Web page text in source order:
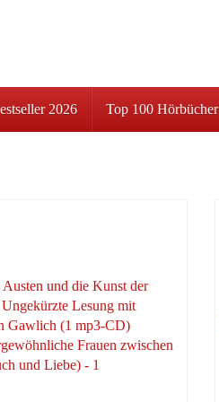
2026 Top 100 Hörbücher